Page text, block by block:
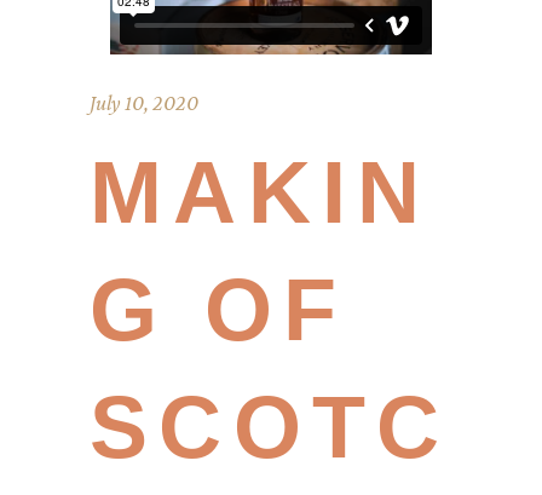
July 10, 2020
MAKIN
G OF
SCOTC